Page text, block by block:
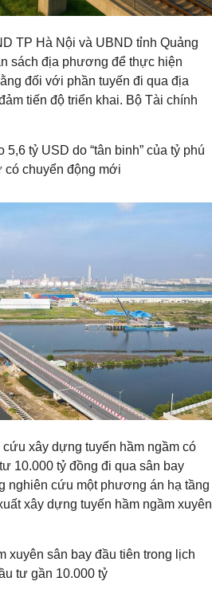
TP Hà Nội và UBND tỉnh Quảng
sách địa phương để thực hiện
đối với phần tuyến đi qua địa
tiến độ triển khai. Bộ Tài chính
tỷ USD do “tân binh” của tỷ phú
có chuyển động mới
xây dựng tuyến hầm ngầm có
10.000 tỷ đồng đi qua sân bay
nghiên cứu một phương án hạ tầng
xây dựng tuyến hầm ngầm xuyên
xuyên sân bay đầu tiên trong lịch
tư gần 10.000 tỷ